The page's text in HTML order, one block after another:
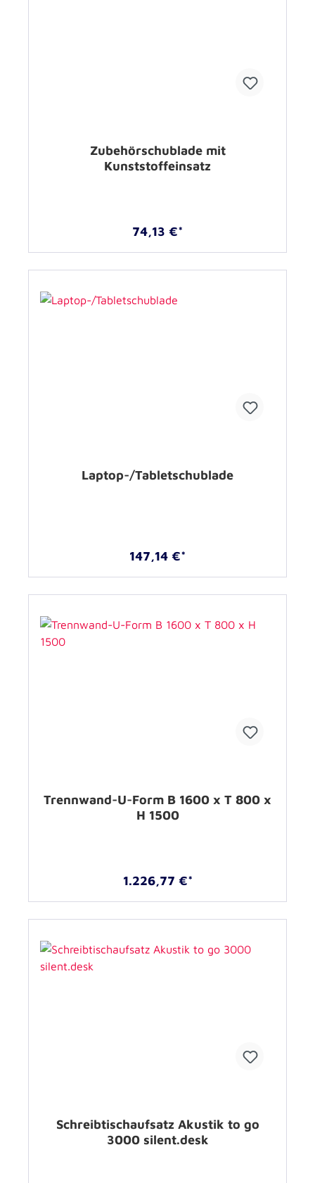
Zubehörschublade mit
Kunststoffeinsatz
74,13 €*
Laptop-/Tabletschublade
147,14 €*
Trennwand-U-Form B 1600 x T 800 x
H 1500
1.226,77 €*
Schreibtischaufsatz Akustik to go
3000 silent.desk